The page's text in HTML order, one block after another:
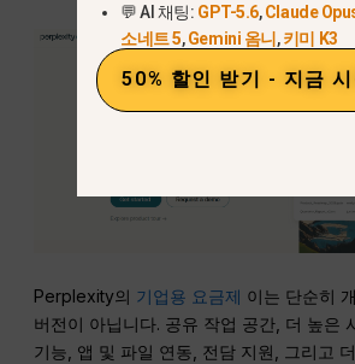
Perplexity의 기업용 요금제 이는 단순히
버전이 아닙니다. 공유 작업 공간, 더 높은
기능, 앱 및 파일 연동, 전담 지원, 그리고
💬 AI 채팅: GPT-5.6,Claude
소네트 5,Gemini 옴니 ,키미 K3
50% 할인 받기 - 지금 시